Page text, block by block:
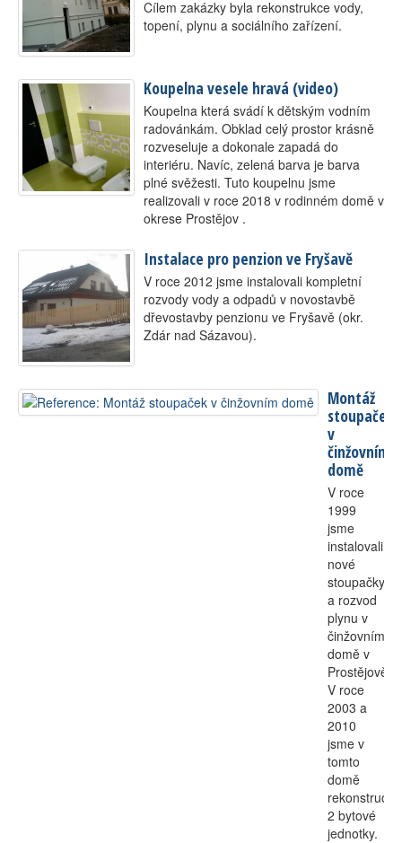
Cílem zakázky byla rekonstrukce vody,
topení, plynu a sociálního zařízení.
Koupelna vesele hravá (video)
Koupelna která svádí k dětským vodním
radovánkám. Obklad celý prostor krásně
rozveseluje a dokonale zapadá do
interiéru. Navíc, zelená barva je barva
plné svěžesti. Tuto koupelnu jsme
realizovali v roce 2018 v rodinném domě v
okrese Prostějov .
Instalace pro penzion ve Fryšavě
V roce 2012 jsme instalovali kompletní
rozvody vody a odpadů v novostavbě
dřevostavby penzionu ve Fryšavě (okr.
Zdár nad Sázavou).
Montáž
stoupaček
v
činžovním
domě
V roce
1999
jsme
instalovali
nové
stoupačky
a rozvod
plynu v
činžovním
domě v
Prostějově.
V roce
2003 a
2010
jsme v
tomto
domě
2 bytové
jednotky.